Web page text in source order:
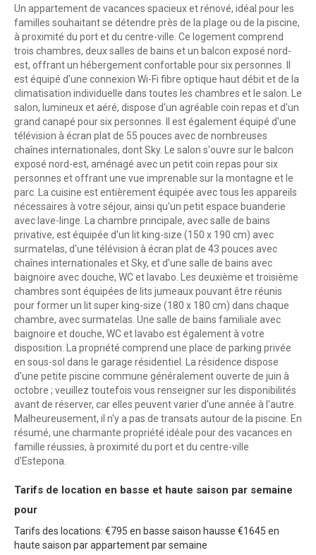
Un appartement de vacances spacieux et rénové, idéal pour les
familles souhaitant se détendre près de la plage ou de la piscine,
à proximité du port et du centre-ville. Ce logement comprend
trois chambres, deux salles de bains et un balcon exposé nord-
est, offrant un hébergement confortable pour six personnes. Il
est équipé d'une connexion Wi-Fi fibre optique haut débit et de la
climatisation individuelle dans toutes les chambres et le salon. Le
salon, lumineux et aéré, dispose d'un agréable coin repas et d'un
grand canapé pour six personnes. Il est également équipé d'une
télévision à écran plat de 55 pouces avec de nombreuses
chaînes internationales, dont Sky. Le salon s'ouvre sur le balcon
exposé nord-est, aménagé avec un petit coin repas pour six
personnes et offrant une vue imprenable sur la montagne et le
parc. La cuisine est entièrement équipée avec tous les appareils
nécessaires à votre séjour, ainsi qu'un petit espace buanderie
avec lave-linge. La chambre principale, avec salle de bains
privative, est équipée d'un lit king-size (150 x 190 cm) avec
surmatelas, d'une télévision à écran plat de 43 pouces avec
chaînes internationales et Sky, et d'une salle de bains avec
baignoire avec douche, WC et lavabo. Les deuxième et troisième
chambres sont équipées de lits jumeaux pouvant être réunis
pour former un lit super king-size (180 x 180 cm) dans chaque
chambre, avec surmatelas. Une salle de bains familiale avec
baignoire et douche, WC et lavabo est également à votre
disposition. La propriété comprend une place de parking privée
en sous-sol dans le garage résidentiel. La résidence dispose
d'une petite piscine commune généralement ouverte de juin à
octobre ; veuillez toutefois vous renseigner sur les disponibilités
avant de réserver, car elles peuvent varier d'une année à l'autre.
Malheureusement, il n'y a pas de transats autour de la piscine. En
résumé, une charmante propriété idéale pour des vacances en
famille réussies, à proximité du port et du centre-ville
d'Estepona.
Tarifs de location en basse et haute saison par semaine
pour
Tarifs des locations: €795 en basse saison hausse €1645 en
haute saison par appartement par semaine